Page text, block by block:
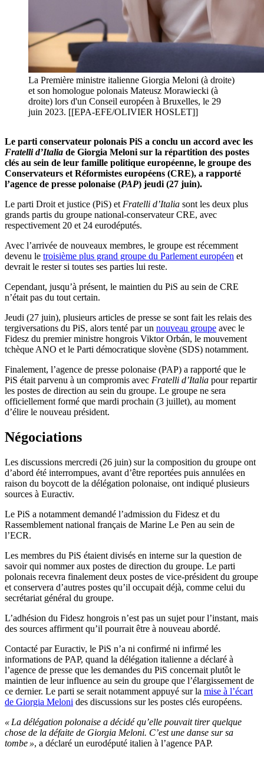
La Première ministre italienne Giorgia Meloni (à droite)
et son homologue polonais Mateusz Morawiecki (à
droite) lors d'un Conseil européen à Bruxelles, le 29
juin 2023. [[EPA-EFE/OLIVIER HOSLET]]
Le parti conservateur polonais PiS a conclu un accord avec les
Fratelli d’Italia de Giorgia Meloni sur la répartition des postes
clés au sein de leur famille politique européenne, le groupe des
Conservateurs et Réformistes européens (CRE), a rapporté
l’agence de presse polonaise (PAP) jeudi (27 juin).
Le parti Droit et justice (PiS) et Fratelli d’Italia sont les deux plus
grands partis du groupe national-conservateur CRE, avec
respectivement 20 et 24 eurodéputés.
Avec l’arrivée de nouveaux membres, le groupe est récemment
devenu le troisième plus grand groupe du Parlement européen et
devrait le rester si toutes ses parties lui reste.
Cependant, jusqu’à présent, le maintien du PiS au sein de CRE
n’était pas du tout certain.
Jeudi (27 juin), plusieurs articles de presse se sont fait les relais des
tergiversations du PiS, alors tenté par un nouveau groupe avec le
Fidesz du premier ministre hongrois Viktor Orbán, le mouvement
tchèque ANO et le Parti démocratique slovène (SDS) notamment.
Finalement, l’agence de presse polonaise (PAP) a rapporté que le
PiS était parvenu à un compromis avec Fratelli d’Italia pour repartir
les postes de direction au sein du groupe. Le groupe ne sera
officiellement formé que mardi prochain (3 juillet), au moment
d’élire le nouveau président.
Négociations
Les discussions mercredi (26 juin) sur la composition du groupe ont
d’abord été interrompues, avant d’être reportées puis annulées en
raison du boycott de la délégation polonaise, ont indiqué plusieurs
sources à Euractiv.
Le PiS a notamment demandé l’admission du Fidesz et du
Rassemblement national français de Marine Le Pen au sein de
l’ECR.
Les membres du PiS étaient divisés en interne sur la question de
savoir qui nommer aux postes de direction du groupe. Le parti
polonais recevra finalement deux postes de vice-président du groupe
et conservera d’autres postes qu’il occupait déjà, comme celui du
secrétariat général du groupe.
L’adhésion du Fidesz hongrois n’est pas un sujet pour l’instant, mais
des sources affirment qu’il pourrait être à nouveau abordé.
Contacté par Euractiv, le PiS n’a ni confirmé ni infirmé les
informations de PAP, quand la délégation italienne a déclaré à
l’agence de presse que les demandes du PiS concernait plutôt le
maintien de leur influence au sein du groupe que l’élargissement de
ce dernier. Le parti se serait notamment appuyé sur la mise à l’écart
de Giorgia Meloni des discussions sur les postes clés européens.
« La délégation polonaise a décidé qu’elle pouvait tirer quelque
chose de la défaite de Giorgia Meloni. C’est une danse sur sa
tombe », a déclaré un eurodéputé italien à l’agence PAP.